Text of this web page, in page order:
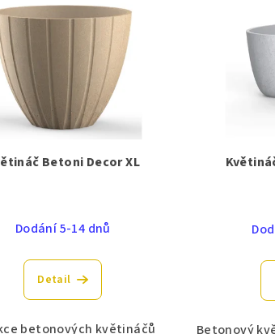
Betoni Decor XL
Dodání 5-14 dnů
Detail
betonových květináčů
Betonový